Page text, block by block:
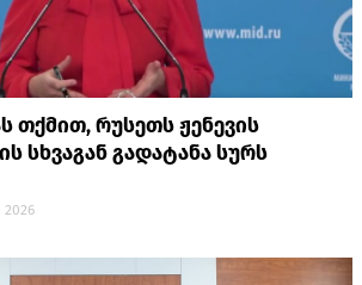
თქმით, რუსეთს ჟენევის
სხვაგან გადატანა სურს
2026